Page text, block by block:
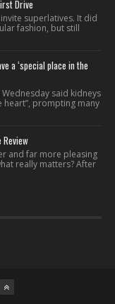
Drive
superlatives. It did
fashion, but still
a ‘special place in the
said kidneys
heart”, prompting many
and far more pleasing
really matters? After